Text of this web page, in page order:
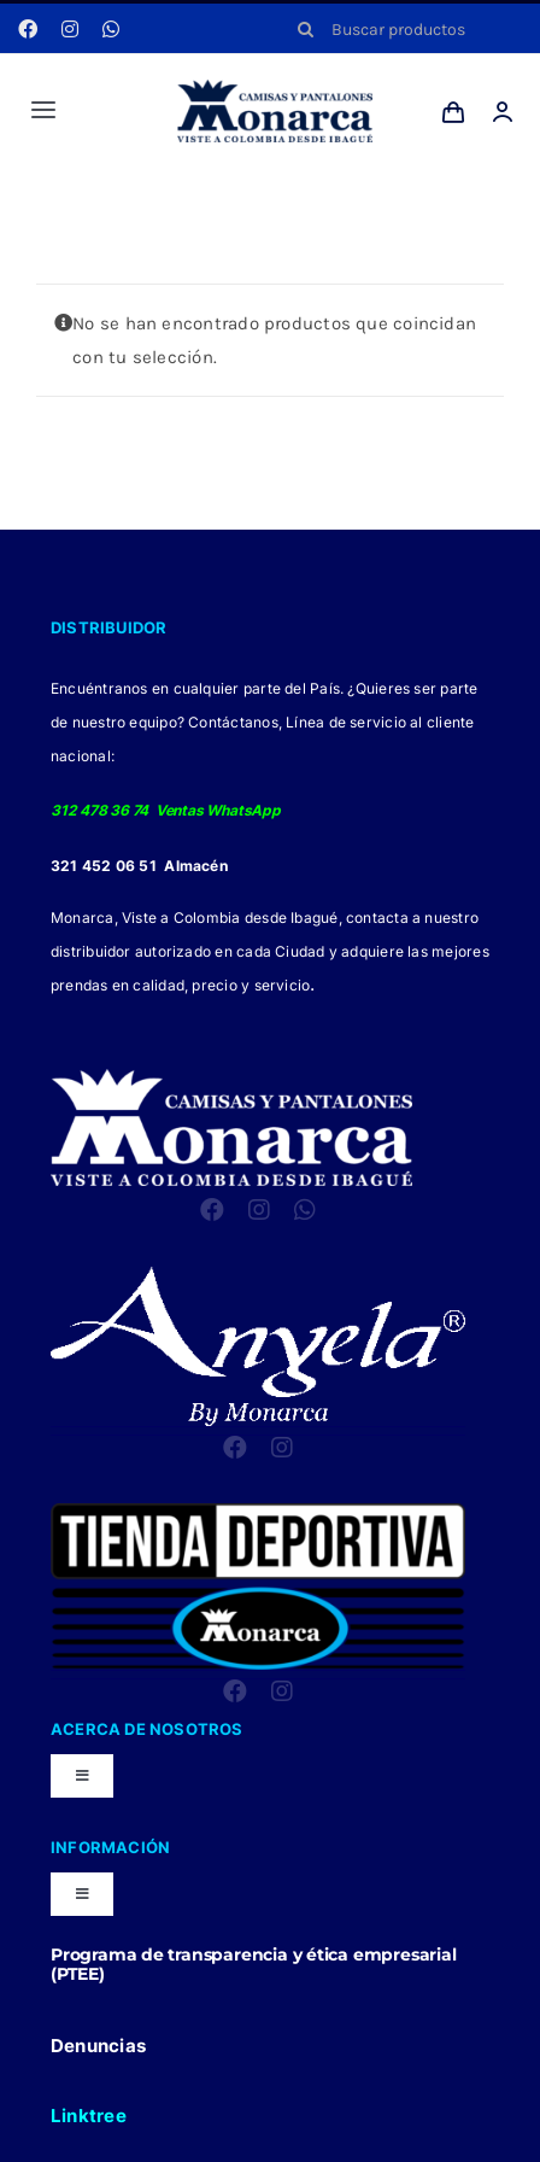
Saltar
al
Buscar:
Toggle
Dotaciones
No se han encontrado productos que coincidan
con tu selección.
DISTRIBUIDOR
Encuéntranos en cualquier parte del País. ¿Quieres ser parte
de nuestro equipo? Contáctanos, Línea de servicio al cliente
nacional:
312 478 36 74 Ventas WhatsApp
321 452 06 51 Almacén
Monarca, Viste a Colombia desde Ibagué, contacta a nuestro
distribuidor autorizado en cada Ciudad y adquiere las mejores
prendas en calidad, precio y servicio.
ACERCA DE NOSOTROS
Toggle
Navigation
Nuestra Compañia
Trabaja con nosotros
INFORMACIÓN
Toggle
Navigation
Blog
Politicas Comerciales
Programa de transparencia y ética empresarial
(PTEE)
Denuncias
Linktree